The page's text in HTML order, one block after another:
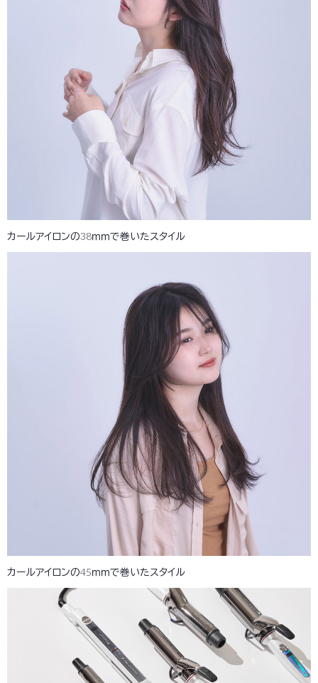
カールアイロンの38ｍｍで巻いたスタイル
カールアイロンの45ｍｍで巻いたスタイル